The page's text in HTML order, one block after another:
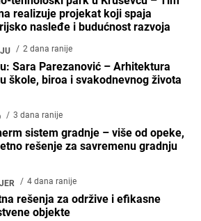
realizuje projekat koji spaja
nasleđe i budućnost razvoja
2 dana ranije
Sara Parezanović – Arhitektura
škole, biroa i svakodnevnog života
3 dana ranije
sistem gradnje – više od opeke,
rešenje za savremenu gradnju
4 dana ranije
rešenja za održive i efikasne
objekte